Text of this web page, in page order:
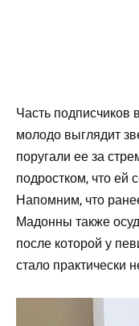
Часть подписчиков
молодо выглядит
поругали ее за
подростком, что ей
Напомним, что
Мадонны также
после которой у
стало практически